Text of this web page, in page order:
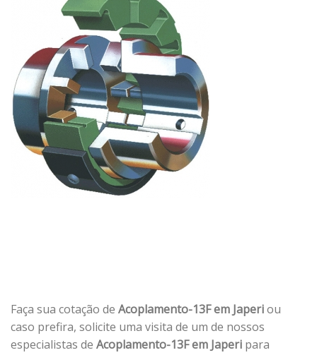
Faça sua cotação de Acoplamento-13F em Japeriou
caso prefira, solicite uma visita de um de nossos
especialistas de Acoplamento-13F em Japeri para